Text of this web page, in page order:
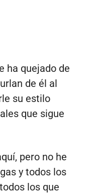
ha quejado de
de él al
su estilo
que sigue
pero no he
y todos los
los que